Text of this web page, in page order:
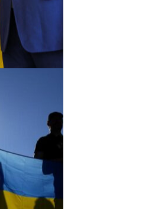
V S
oct. »
5
6
20
27